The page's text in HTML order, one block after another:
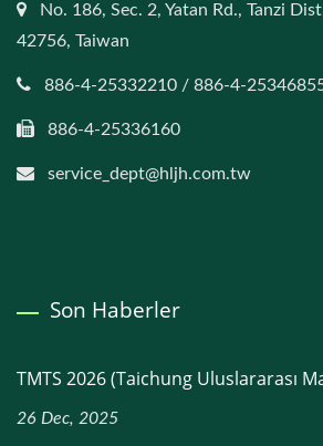
No. 186, Sec. 2, Yatan Rd., Tanzi
42756, Taiwan
886-4-25332210 / 886-4-
886-4-25336160
service_dept@hljh.com.tw
Son Haberler
TMTS 2026 (Taichung Uluslararası
26 Dec, 2025